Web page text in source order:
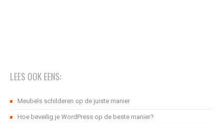
LEES OOK EENS:
Meubels schilderen op de juiste manier
Hoe beveilig je WordPress op de beste manier?